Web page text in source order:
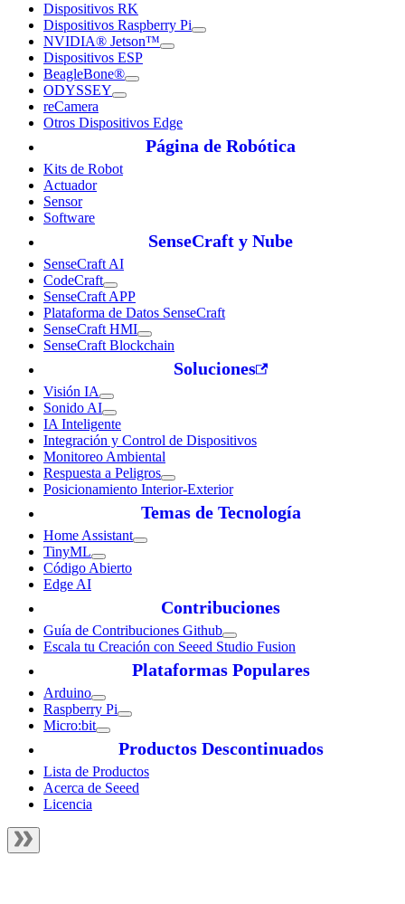
Dispositivos RK
Dispositivos Raspberry Pi
NVIDIA® Jetson™
Dispositivos ESP
BeagleBone®
ODYSSEY
reCamera
Otros Dispositivos Edge
Página de Robótica
Kits de Robot
Actuador
Sensor
Software
SenseCraft y Nube
SenseCraft AI
CodeCraft
SenseCraft APP
Plataforma de Datos SenseCraft
SenseCraft HMI
SenseCraft Blockchain
Soluciones
Visión IA
Sonido AI
IA Inteligente
Integración y Control de Dispositivos
Monitoreo Ambiental
Respuesta a Peligros
Posicionamiento Interior-Exterior
Temas de Tecnología
Home Assistant
TinyML
Código Abierto
Edge AI
Contribuciones
Guía de Contribuciones Github
Escala tu Creación con Seeed Studio Fusion
Plataformas Populares
Arduino
Raspberry Pi
Micro:bit
Productos Descontinuados
Lista de Productos
Acerca de Seeed
Licencia